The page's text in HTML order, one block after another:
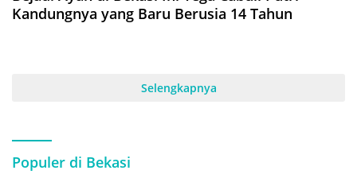
Kandungnya yang Baru Berusia 14 Tahun
Selengkapnya
Populer di Bekasi